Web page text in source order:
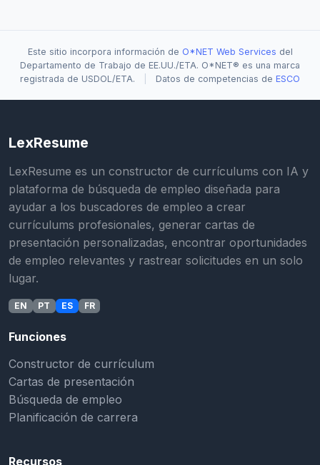
Este sitio incorpora información de O*NET Web Services del
Departamento de Trabajo de EE.UU./ETA. O*NET® es una marca
registrada de USDOL/ETA.
Datos de competencias de ESCO
LexResume
LexResume es un constructor de currículums con IA y
plataforma de búsqueda de empleo diseñada para
ayudar a los buscadores de empleo a crear
currículums profesionales, generar cartas de
presentación personalizadas, encontrar oportunidades
de empleo relevantes y rastrear solicitudes en un solo
lugar.
EN PT ES FR
Funciones
Constructor de currículum
Cartas de presentación
Búsqueda de empleo
Planificación de carrera
Recursos